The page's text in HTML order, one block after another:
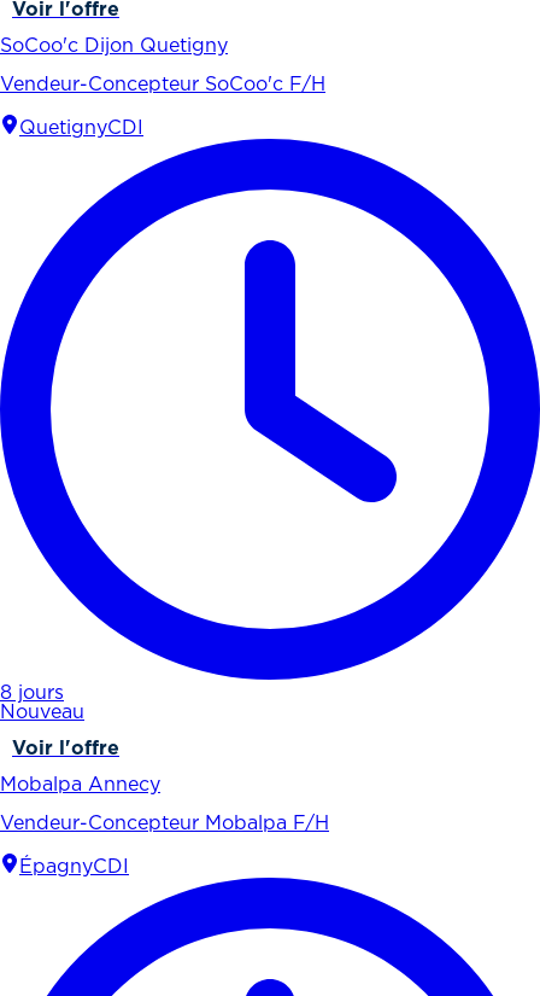
Voir l'offre
SoCoo'c Dijon Quetigny
Vendeur-Concepteur SoCoo'c F/H
QuetignyCDI
8 jours
Nouveau
Voir l'offre
Mobalpa Annecy
Vendeur-Concepteur Mobalpa F/H
ÉpagnyCDI